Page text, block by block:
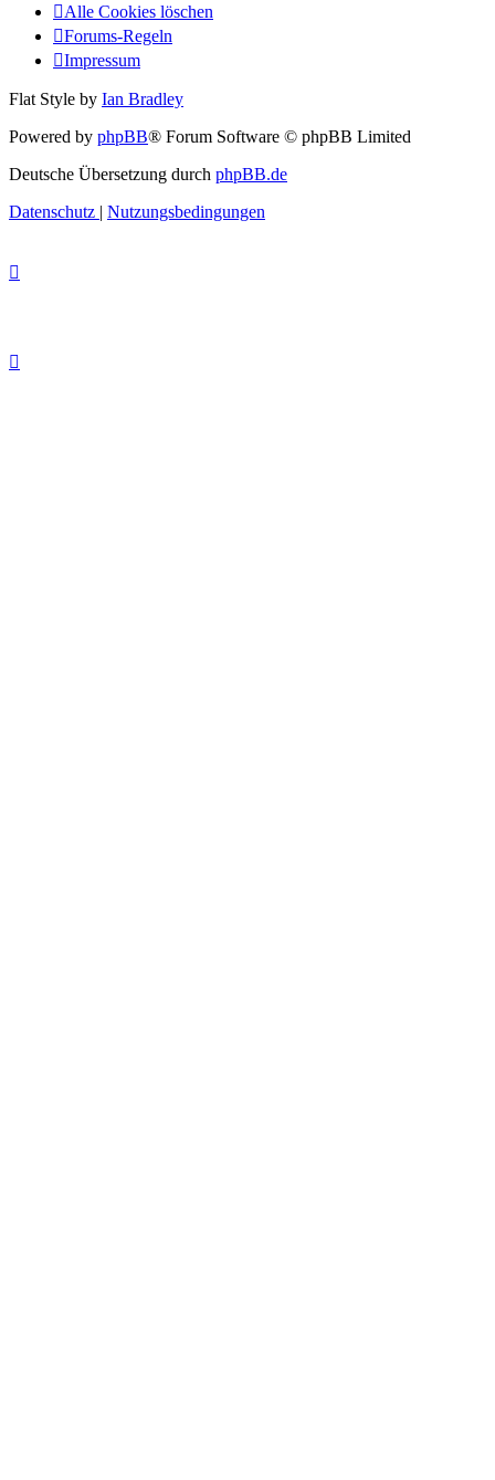
Alle Cookies löschen
Forums-Regeln
Impressum
Flat Style by Ian Bradley
Powered by phpBB® Forum Software © phpBB Limited
Deutsche Übersetzung durch phpBB.de
Datenschutz | Nutzungsbedingungen